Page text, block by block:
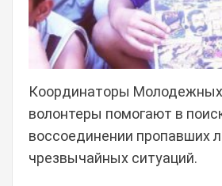
Координаторы
волонтеры помогают в
воссоединении пропавших
чрезвычайных ситуаций.